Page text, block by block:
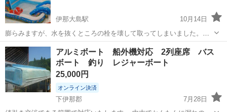
伊那大島駅
10月14日
膨らみますが、水を抜くところの栓を壊して取ってしまいました。テ
ープなどで穴埋めし 水を張らないでご利用いただける方、ご理解いた
だける方でおねがいいたします。 階段部分は取れてます。（付属しま
せん） 魚のシャワーはついてます...
長野 下伊那郡 伊那大島駅 マリンスポーツ トイザらス
アルミボート 船外機対応 2列座席 バス
ボート 釣り レジャーボート
25,000円
オンライン決済
下伊那郡
7月28日